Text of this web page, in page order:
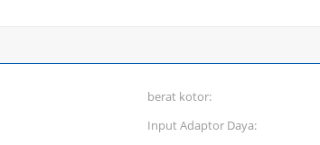
berat kotor:
Input Adaptor Daya: